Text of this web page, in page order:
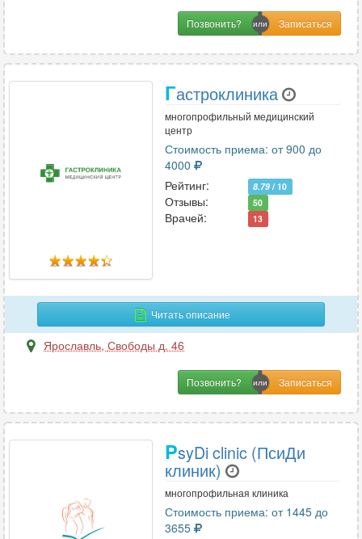
Позвонить?
Гастроклиника
многопрофильный медицинский
центр
Стоимость приема: от 900 до
4000
Рейтинг:
8.79 / 10
Отзывы: 50
Врачей: 13
Читать описание
Ярославль, Свободы д. 46
Позвонить?
PsyDi clinic (ПсиДи
клиник)
многопрофильная клиника
Стоимость приема: от 1445 до
3655